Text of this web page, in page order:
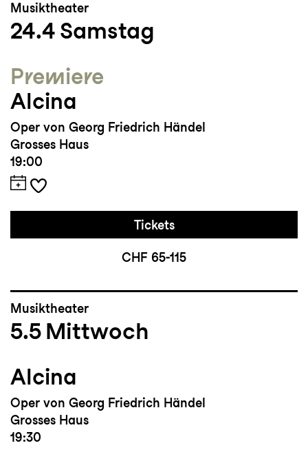
Musiktheater
24.4 Samstag
Premiere
Alcina
Oper von Georg Friedrich Händel
Grosses Haus
19:00
Tickets
CHF 65-115
Musiktheater
5.5 Mittwoch
Alcina
Oper von Georg Friedrich Händel
Grosses Haus
19:30